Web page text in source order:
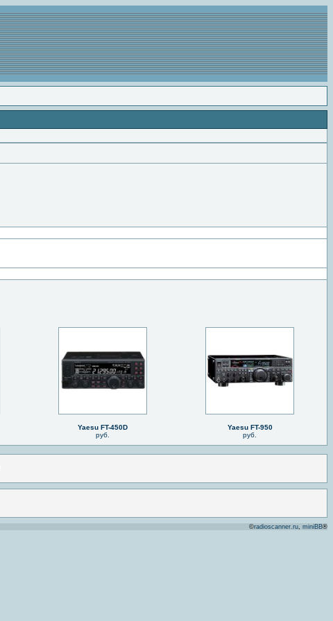
Yaesu FT-450D
руб.
Yaesu FT-950
руб.
©radioscanner.ru, miniBB®